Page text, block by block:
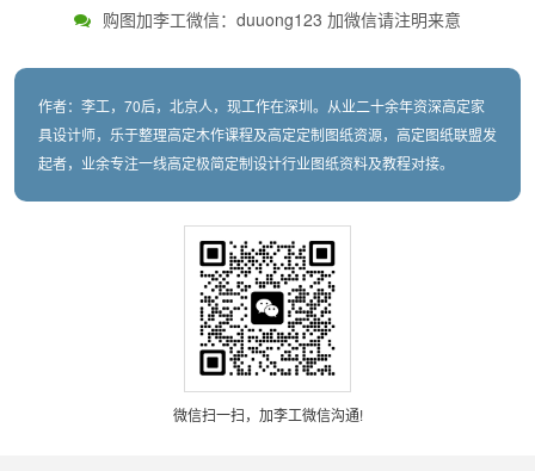
购图加李工微信：duuong123 加微信请注明来意
作者：李工，70后，北京人，现工作在深圳。从业二十余年资深高定家
具设计师，乐于整理高定木作课程及高定定制图纸资源，高定图纸联盟发
起者，业余专注一线高定极简定制设计行业图纸资料及教程对接。
微信扫一扫，加李工微信沟通!